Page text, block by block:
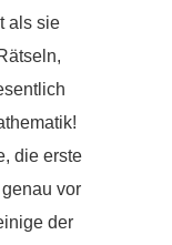
als sie
die erste
vor
der